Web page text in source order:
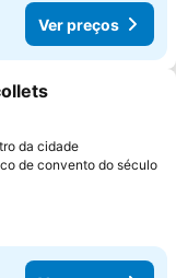
Ver preços
favoritos
da cidade
de convento do século